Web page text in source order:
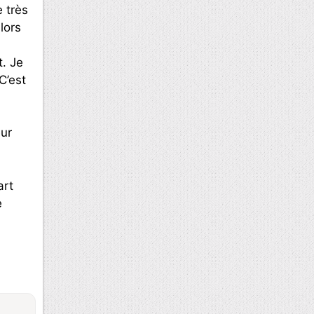
très
Je